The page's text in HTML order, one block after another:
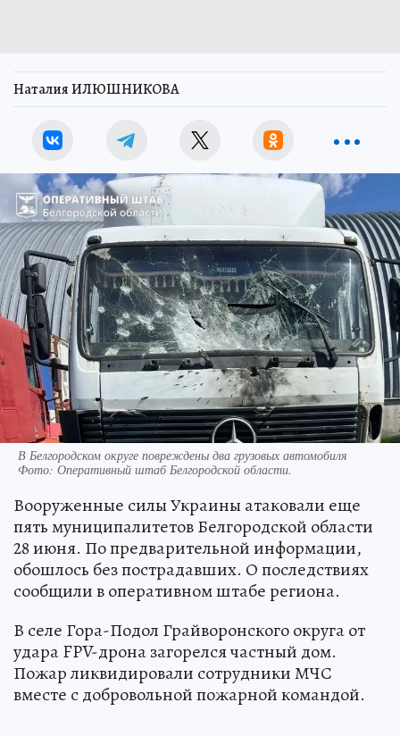
Наталия ИЛЮШНИКОВА
В Белгородском округе повреждены два грузовых автомобиля
Фото: Оперативный штаб Белгородской области.
Вооруженные силы Украины атаковали еще
пять муниципалитетов Белгородской области
28 июня. По предварительной информации,
обошлось без пострадавших. О последствиях
сообщили в оперативном штабе региона.
В селе Гора-Подол Грайворонского округа от
удара FPV-дрона загорелся частный дом.
Пожар ликвидировали сотрудники МЧС
вместе с добровольной пожарной командой.